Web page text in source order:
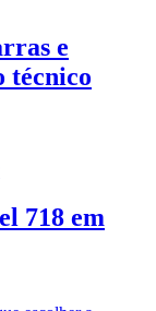
e
técnico
718 em